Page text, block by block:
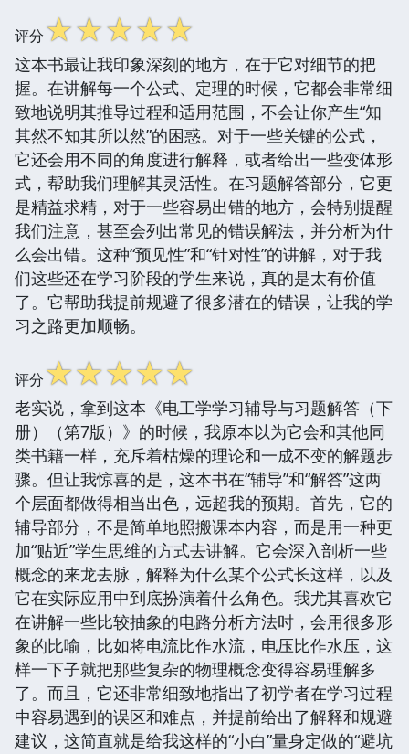
评分☆☆☆☆☆
这本书最让我印象深刻的地方，在于它对细节的把
握。在讲解每一个公式、定理的时候，它都会非常细
致地说明其推导过程和适用范围，不会让你产生“知
其然不知其所以然”的困惑。对于一些关键的公式，
它还会用不同的角度进行解释，或者给出一些变体形
式，帮助我们理解其灵活性。在习题解答部分，它更
是精益求精，对于一些容易出错的地方，会特别提醒
我们注意，甚至会列出常见的错误解法，并分析为什
么会出错。这种“预见性”和“针对性”的讲解，对于我
们这些还在学习阶段的学生来说，真的是太有价值
了。它帮助我提前规避了很多潜在的错误，让我的学
习之路更加顺畅。
评分☆☆☆☆☆
老实说，拿到这本《电工学学习辅导与习题解答（下
册）（第7版）》的时候，我原本以为它会和其他同
类书籍一样，充斥着枯燥的理论和一成不变的解题步
骤。但让我惊喜的是，这本书在“辅导”和“解答”这两
个层面都做得相当出色，远超我的预期。首先，它的
辅导部分，不是简单地照搬课本内容，而是用一种更
加“贴近”学生思维的方式去讲解。它会深入剖析一些
概念的来龙去脉，解释为什么某个公式长这样，以及
它在实际应用中到底扮演着什么角色。我尤其喜欢它
在讲解一些比较抽象的电路分析方法时，会用很多形
象的比喻，比如将电流比作水流，电压比作水压，这
样一下子就把那些复杂的物理概念变得容易理解多
了。而且，它还非常细致地指出了初学者在学习过程
中容易遇到的误区和难点，并提前给出了解释和规避
建议，这简直就是给我这样的“小白”量身定做的“避坑